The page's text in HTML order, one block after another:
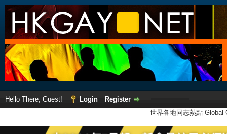
Hello There, Guest! Login
Register
世界各地同志熱點